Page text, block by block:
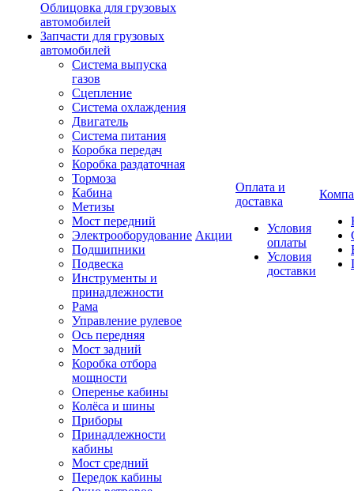
Облицовка для грузовых
автомобилей
Запчасти для грузовых
автомобилей
Система выпуска
газов
Сцепление
Система охлаждения
Двигатель
Система питания
Коробка передач
Коробка раздаточная
Тормоза
Кабина
Метизы
Мост передний
Электрооборудование
Подшипники
Подвеска
Инструменты и
принадлежности
Рама
Управление рулевое
Ось передняя
Мост задний
Коробка отбора
мощности
Оперенье кабины
Колёса и шины
Приборы
Принадлежности
кабины
Мост средний
Передок кабины
Акции
Оплата и
доставка
Условия
оплаты
Условия
доставки